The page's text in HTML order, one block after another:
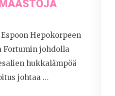
Hepokorpeen
Fortumin johdolla
hukkalämpöä
johtaa …